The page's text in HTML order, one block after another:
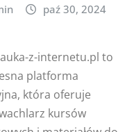
paź 30, 2024
z-internetu.pl to
platforma
która oferuje
kursów